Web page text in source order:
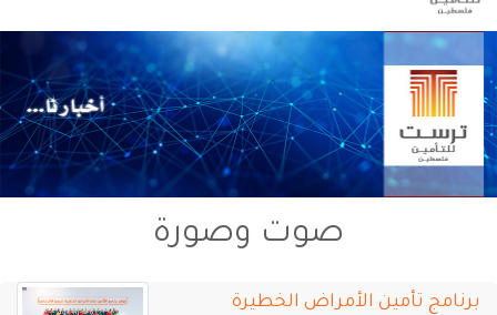
صوت وصورة
برنامج تأمين الأمراض الخطيرة